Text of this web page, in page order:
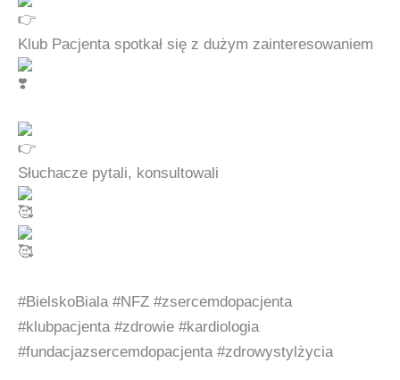
Klub Pacjenta spotkał się z dużym zainteresowaniem
Słuchacze pytali, konsultowali
#BielskoBiala #NFZ #zsercemdopacjenta
#klubpacjenta #zdrowie #kardiologia
#fundacjazsercemdopacjenta #zdrowystylżycia